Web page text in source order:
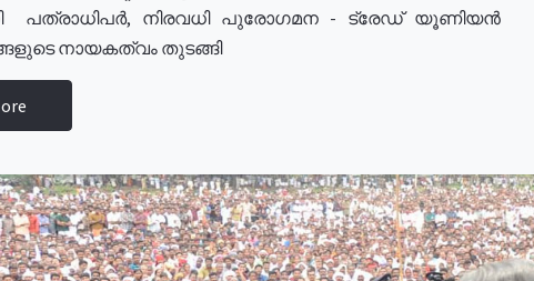
പത്രാധിപർ, നിരവധി പുരോഗമന - ട്രേഡ് യൂണിയൻ
നായകത്വം തുടങ്ങി